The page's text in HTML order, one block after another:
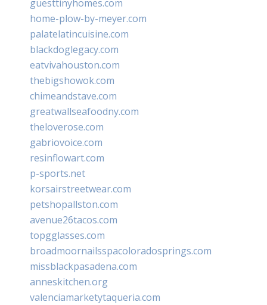
guesttinyhomes.com
home-plow-by-meyer.com
palatelatincuisine.com
blackdoglegacy.com
eatvivahouston.com
thebigshowok.com
chimeandstave.com
greatwallseafoodny.com
theloverose.com
gabriovoice.com
resinflowart.com
p-sports.net
korsairstreetwear.com
petshopallston.com
avenue26tacos.com
topgglasses.com
broadmoornailsspacoloradosprings.com
missblackpasadena.com
anneskitchen.org
valenciamarketytaqueria.com